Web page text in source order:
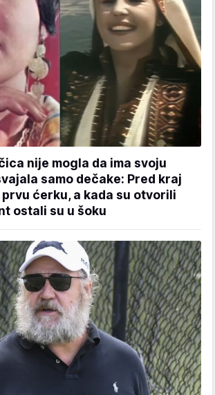
nije mogla da ima svoju
samo dečake: Pred kraj
ćerku, a kada su otvorili
ostali su u šoku